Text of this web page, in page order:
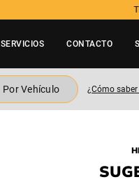
SERVICIOS CONTACTO
Por Vehículo ¿Cómo
TÉRMINOS
. neumatico
235